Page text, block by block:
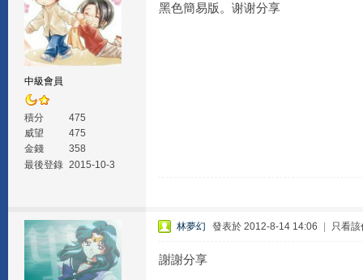
中級會員
積分
475
威望
475
金錢
358
最後登錄 2015-10-3
黑色簡易版。谢谢分享
林夢幻 發表於 2012-8-14 14:06 只看該
謝謝分享